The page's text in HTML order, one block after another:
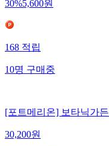
30%5,600원
168 적립
10명 구매중
[포트메리온] 보타닉가
30,200원